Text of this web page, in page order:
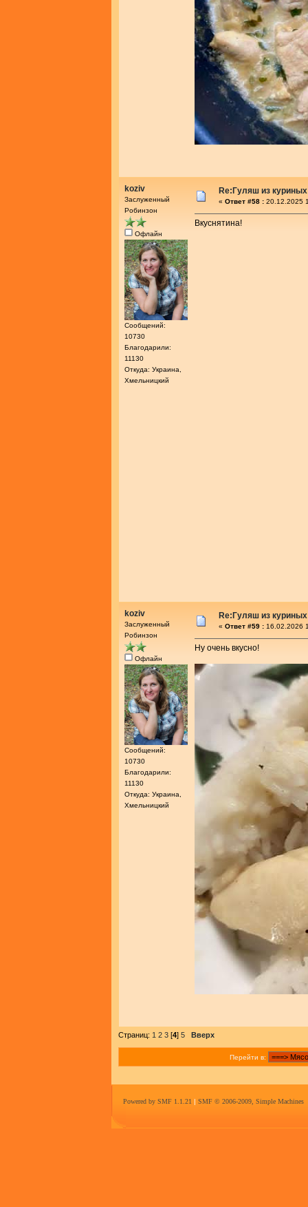
koziv
Заслуженный
Робинзон
Офлайн
Сообщений:
10730
Благодарили:
11130
Откуда: Украина,
Хмельницкий
Re:Гуляш из
« Ответ #58 : 20.12.2025
Вкуснятина!
koziv
Заслуженный
Робинзон
Офлайн
Сообщений:
10730
Благодарили:
11130
Откуда: Украина,
Хмельницкий
Re:Гуляш из
« Ответ #59 : 16.02.2026
Ну очень вкусно!
Страниц: 1 2 3 [4] 5 Вверх
Перейти в:
Powered by SMF 1.1.21 | SMF © 2006-2009, Simple Machines